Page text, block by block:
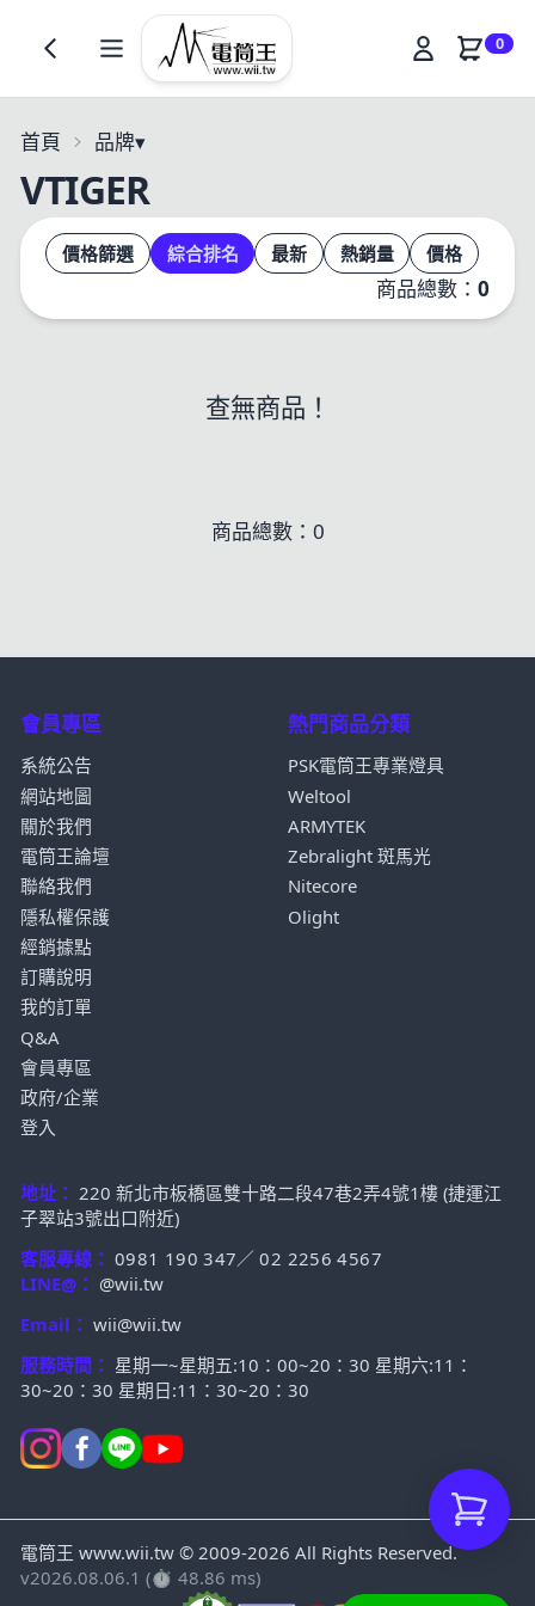
0
首頁 品牌▾
VTIGER
價格篩選 綜合排名 最新 熱銷量 價格
商品總數： 0
查無商品！
商品總數：0
會員專區
系統公告
網站地圖
關於我們
電筒王論壇
聯絡我們
隱私權保護
經銷據點
訂購說明
我的訂單
Q&A
會員專區
政府/企業
登入
熱門商品分類
PSK電筒王專業燈具
Weltool
ARMYTEK
Zebralight 斑馬光
Nitecore
Olight
地址： 220 新北市板橋區雙十路二段47巷2弄4號1樓 (捷運江
子翠站3號出口附近)
客服專線： 0981 190 347／02 2256 4567
LINE@： @wii.tw
Email： wii@wii.tw
服務時間： 星期一~星期五:10：00~20：30 星期六:11：
30~20：30 星期日:11：30~20：30
電筒王 www.wii.tw © 2009-2026 All Rights Reserved.
v2026.08.06.1 (⏱ 48.86 ms)